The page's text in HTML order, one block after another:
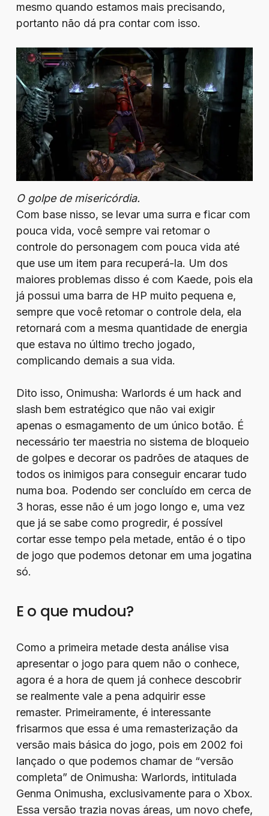
mesmo quando estamos mais precisando,
portanto não dá pra contar com isso.
O golpe de misericórdia.
Com base nisso, se levar uma surra e ficar com
pouca vida, você sempre vai retomar o
controle do personagem com pouca vida até
que use um item para recuperá-la. Um dos
maiores problemas disso é com Kaede, pois ela
já possui uma barra de HP muito pequena e,
sempre que você retomar o controle dela, ela
retornará com a mesma quantidade de energia
que estava no último trecho jogado,
complicando demais a sua vida.
Dito isso, Onimusha: Warlords é um hack and
slash bem estratégico que não vai exigir
apenas o esmagamento de um único botão. É
necessário ter maestria no sistema de bloqueio
de golpes e decorar os padrões de ataques de
todos os inimigos para conseguir encarar tudo
numa boa. Podendo ser concluído em cerca de
3 horas, esse não é um jogo longo e, uma vez
que já se sabe como progredir, é possível
cortar esse tempo pela metade, então é o tipo
de jogo que podemos detonar em uma jogatina
só.
E o que mudou?
Como a primeira metade desta análise visa
apresentar o jogo para quem não o conhece,
agora é a hora de quem já conhece descobrir
se realmente vale a pena adquirir esse
remaster. Primeiramente, é interessante
frisarmos que essa é uma remasterização da
versão mais básica do jogo, pois em 2002 foi
lançado o que podemos chamar de “versão
completa” de Onimusha: Warlords, intitulada
Genma Onimusha, exclusivamente para o Xbox.
Essa versão trazia novas áreas, um novo chefe,